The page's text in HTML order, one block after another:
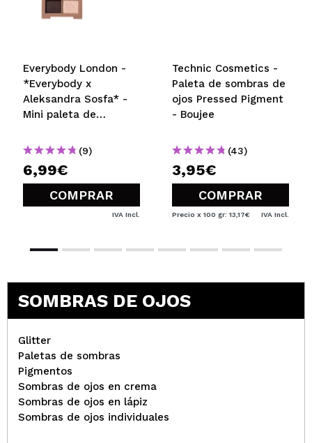
Everybody London -
*Everybody x
Aleksandra Sosfa* -
Mini paleta de
(9)
6,99€
COMPRAR
IVA Incl.
Technic Cosmetics -
Paleta de sombras de
ojos Pressed Pigment
- Boujee
(43)
3,95€
COMPRAR
Precio x 100 gr: 13,17€ IVA Incl.
SOMBRAS DE OJOS
Glitter
Paletas de sombras
Pigmentos
Sombras de ojos en crema
Sombras de ojos en lápiz
Sombras de ojos individuales